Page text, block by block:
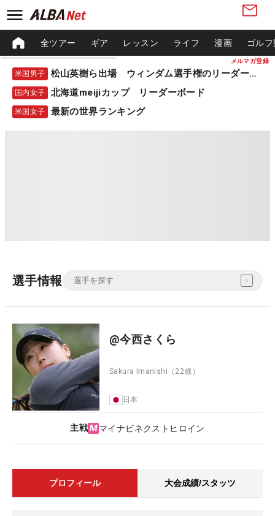
メルマガ登録
全ツアー ギア レッスン ライフ 漫画 ゴル
米国男子 松山英樹ら出場 ウィンダム選手権のリーダーボード
国内女子 北海道meijiカップ リーダーボード
米国女子 最新の世界ランキング
選手情報
@今西さくら
Sakura Imanishi （22歳）
日本
主戦 マイナビネクストヒロイン
プロフィール 大会成績/スタッツ